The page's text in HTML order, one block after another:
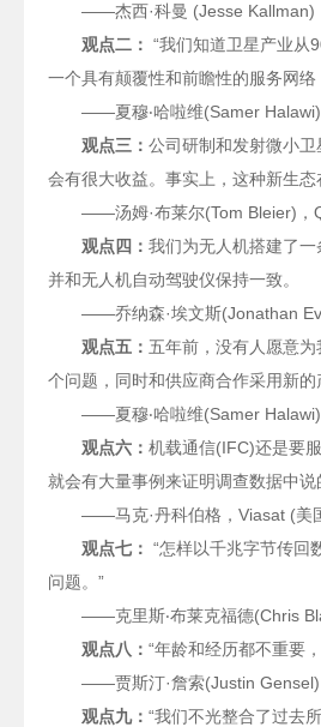
——杰西·科曼 (Jesse Kallman)
观点二： “我们知道卫星产业从
一个具有颠覆性和前瞻性的服务网
——夏穆‧哈啦维(Samer
观点三： 公司研制和发射微小
会有很大收益。事实上，这种新生
——汤姆·布莱尔(Tom Bleier)，
观点四： 我们为无人机搭建了
并和无人机自动驾驶仪保持一致。
——乔纳森·埃文斯(Jonathan
观点五： 五年前，没有人愿意
个问题，同时和供应商合作采用新
——夏穆‧哈啦维(Samer
观点六： 机载通信(IFC)还是要
就会有大量事例来证明调查数据中
——马克·丹科伯格，Viasat (美
观点七： “怎样以千兆字节传回
问题。”
——克里斯‧布莱克福德(Chris
观点八： “年龄和经历都不重要
——贾斯汀·詹索(Justin Gensel)
观点九： “我们不光整合了过去